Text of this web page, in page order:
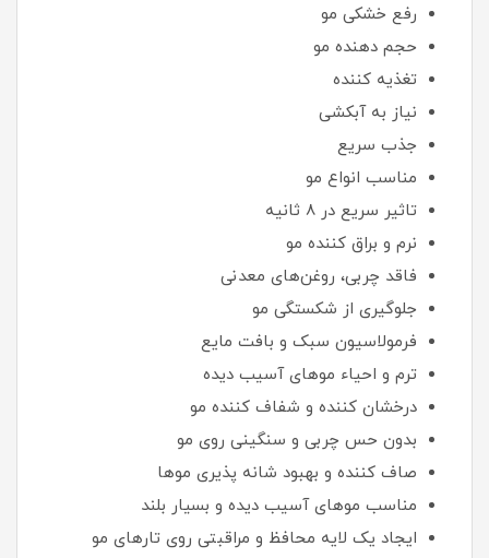
رفع خشکی مو
حجم دهنده مو
تغذیه کننده
نیاز به آبکشی
جذب سریع
مناسب انواع مو
تاثیر سریع در 8 ثانیه
نرم و براق کننده مو
فاقد چربی، روغن‌های معدنی
جلوگیری از شکستگی مو
فرمولاسیون سبک و بافت مایع
ترم و احیاء موهای آسیب دیده
درخشان کننده و شفاف کننده مو
بدون حس چربی و سنگینی روی مو
صاف کننده و بهبود شانه پذیری موها
مناسب موهای آسیب دیده و بسیار بلند
ایجاد یک لایه محافظ و مراقبتی روی تارهای مو